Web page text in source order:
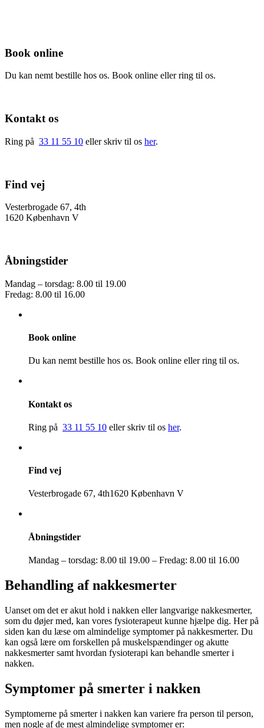
Book online
Du kan nemt bestille hos os. Book online eller ring til os.
Kontakt os
Ring på 33 11 55 10 eller skriv til os her.
Find vej
Vesterbrogade 67, 4th
1620 København V
Åbningstider
Mandag – torsdag: 8.00 til 19.00
Fredag: 8.00 til 16.00
Book online
Du kan nemt bestille hos os. Book online eller ring til os.
Kontakt os
Ring på 33 11 55 10 eller skriv til os her.
Find vej
Vesterbrogade 67, 4th1620 København V
Åbningstider
Mandag – torsdag: 8.00 til 19.00 – Fredag: 8.00 til 16.00
Behandling af nakkesmerter
Uanset om det er akut hold i nakken eller langvarige nakkesmerter,
som du døjer med, kan vores fysioterapeut kunne hjælpe dig. Her på
siden kan du læse om almindelige symptomer på nakkesmerter. Du
kan også lære om forskellen på muskelspændinger og akutte
nakkesmerter samt hvordan fysioterapi kan behandle smerter i
nakken.
Symptomer på smerter i nakken
Symptomerne på smerter i nakken kan variere fra person til person,
men nogle af de mest almindelige symptomer er: